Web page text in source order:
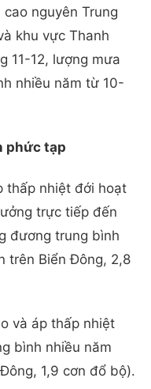
nguyên Trung
khu vực Thanh
11-12, lượng mưa
nhiều năm từ 10-
phức tạp
thấp nhiệt đới hoạt
trực tiếp đến
đương trung bình
trên Biển Đông, 2,8
và áp thấp nhiệt
bình nhiều năm
1,9 cơn đổ bộ).